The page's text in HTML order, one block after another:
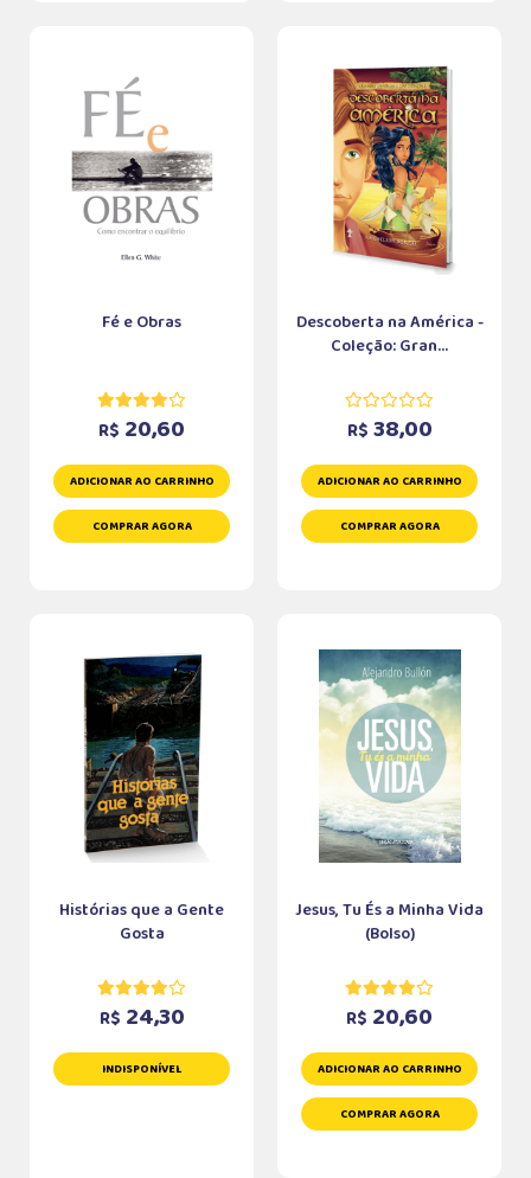
Fé e Obras
R$ 20,60
ADICIONAR AO CARRINHO
COMPRAR AGORA
Descoberta na América -
Coleção: Gran...
R$ 38,00
ADICIONAR AO CARRINHO
COMPRAR AGORA
Histórias que a Gente
Gosta
R$ 24,30
INDISPONÍVEL
Jesus, Tu És a Minha Vida
(Bolso)
R$ 20,60
ADICIONAR AO CARRINHO
COMPRAR AGORA